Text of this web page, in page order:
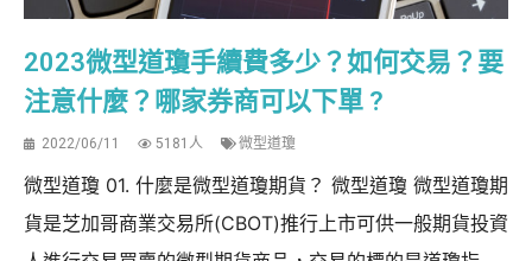
2023微型道瓊手續費多少？如何交易？要
注意什麼？哪家券商可以下單 ?
2022/06/11 5181人 微型道瓊
微型道瓊 01. 什麼是微型道瓊期貨？ 微型道瓊 微型道瓊期
貨是芝加哥商業交易所(CBOT)推行上市可供一般期貨投資